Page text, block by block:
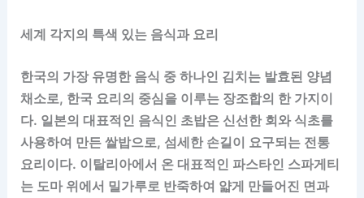
세계 각지의 특색 있는 음식과 요리
한국의 가장 유명한 음식 중 하나인 김치는 발효된 양념
채소로, 한국 요리의 중심을 이루는 장조합의 한 가지이
다. 일본의 대표적인 음식인 초밥은 신선한 회와 식초를
사용하여 만든 쌀밥으로, 섬세한 손길이 요구되는 전통
요리이다. 이탈리아에서 온 대표적인 파스타인 스파게티
는 도마 위에서 밀가루로 반죽하여 얇게 만들어진 면과